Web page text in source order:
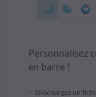
Personnalisez
en barre !
Téléchargez un